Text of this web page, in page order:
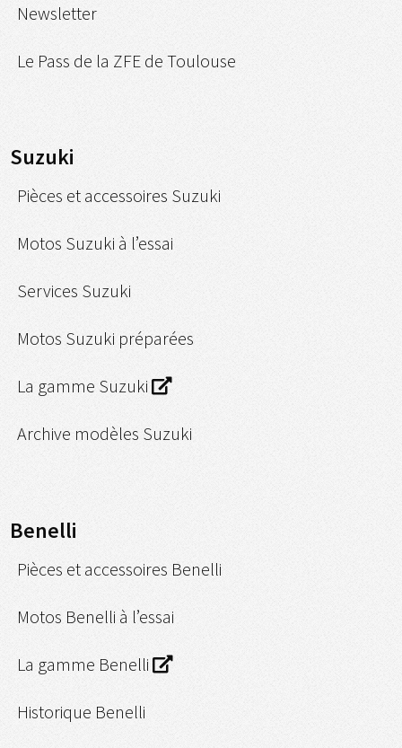
Newsletter
Le Pass de la ZFE de Toulouse
Suzuki
Pièces et accessoires Suzuki
Motos Suzuki à l’essai
Services Suzuki
Motos Suzuki préparées
La gamme Suzuki
Archive modèles Suzuki
Benelli
Pièces et accessoires Benelli
Motos Benelli à l’essai
La gamme Benelli
Historique Benelli